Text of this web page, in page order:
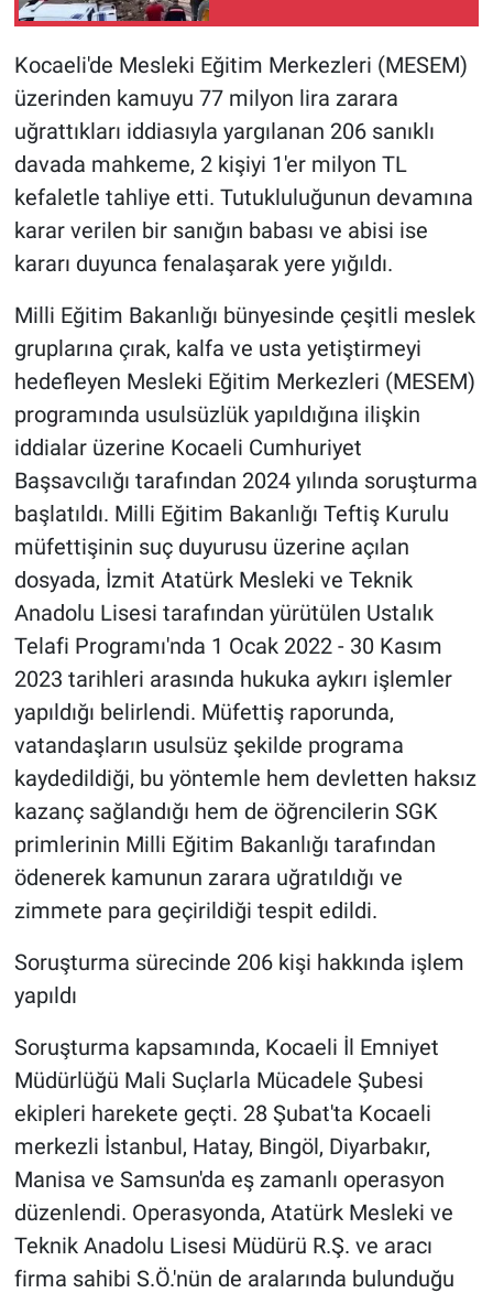
Kocaeli'de Mesleki Eğitim Merkezleri (MESEM)
üzerinden kamuyu 77 milyon lira zarara
uğrattıkları iddiasıyla yargılanan 206 sanıklı
davada mahkeme, 2 kişiyi 1'er milyon TL
kefaletle tahliye etti. Tutukluluğunun devamına
karar verilen bir sanığın babası ve abisi ise
kararı duyunca fenalaşarak yere yığıldı.
Milli Eğitim Bakanlığı bünyesinde çeşitli meslek
gruplarına çırak, kalfa ve usta yetiştirmeyi
hedefleyen Mesleki Eğitim Merkezleri (MESEM)
programında usulsüzlük yapıldığına ilişkin
iddialar üzerine Kocaeli Cumhuriyet
Başsavcılığı tarafından 2024 yılında soruşturma
başlatıldı. Milli Eğitim Bakanlığı Teftiş Kurulu
müfettişinin suç duyurusu üzerine açılan
dosyada, İzmit Atatürk Mesleki ve Teknik
Anadolu Lisesi tarafından yürütülen Ustalık
Telafi Programı'nda 1 Ocak 2022 - 30 Kasım
2023 tarihleri arasında hukuka aykırı işlemler
yapıldığı belirlendi. Müfettiş raporunda,
vatandaşların usulsüz şekilde programa
kaydedildiği, bu yöntemle hem devletten haksız
kazanç sağlandığı hem de öğrencilerin SGK
primlerinin Milli Eğitim Bakanlığı tarafından
ödenerek kamunun zarara uğratıldığı ve
zimmete para geçirildiği tespit edildi.
Soruşturma sürecinde 206 kişi hakkında işlem
yapıldı
Soruşturma kapsamında, Kocaeli İl Emniyet
Müdürlüğü Mali Suçlarla Mücadele Şubesi
ekipleri harekete geçti. 28 Şubat'ta Kocaeli
merkezli İstanbul, Hatay, Bingöl, Diyarbakır,
Manisa ve Samsun'da eş zamanlı operasyon
düzenlendi. Operasyonda, Atatürk Mesleki ve
Teknik Anadolu Lisesi Müdürü R.Ş. ve aracı
firma sahibi S.Ö.'nün de aralarında bulunduğu